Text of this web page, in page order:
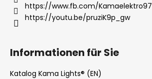
https://www.fb.com/Kamaelektro97
https://youtu.be/pruziK9p_gw
Informationen für Sie
Katalog Kama Lights® (EN)